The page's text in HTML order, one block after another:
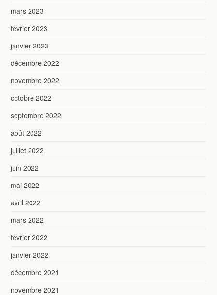
mars 2023
février 2023
janvier 2023
décembre 2022
novembre 2022
octobre 2022
septembre 2022
août 2022
juillet 2022
juin 2022
mai 2022
avril 2022
mars 2022
février 2022
janvier 2022
décembre 2021
novembre 2021